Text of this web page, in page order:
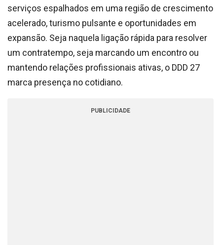
serviços espalhados em uma região de crescimento
acelerado, turismo pulsante e oportunidades em
expansão. Seja naquela ligação rápida para resolver
um contratempo, seja marcando um encontro ou
mantendo relações profissionais ativas, o DDD 27
marca presença no cotidiano.
PUBLICIDADE